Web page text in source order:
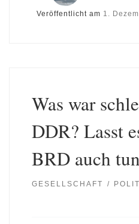
Veröffentlicht am 1.
Was war
DDR? Lasst
BRD auch
GESELLSCHAFT